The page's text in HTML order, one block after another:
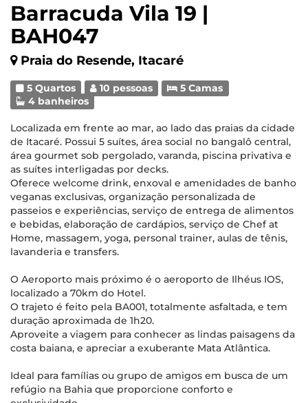
Barracuda Vila 19 |
BAH047
Praia do Resende, Itacaré
5 Quartos 10 pessoas
5 Camas
4 banheiros
Localizada em frente ao mar, ao lado das praias da cidade
de Itacaré. Possui 5 suítes, área social no bangalô central,
área gourmet sob pergolado, varanda, piscina privativa e
as suítes interligadas por decks.
Oferece welcome drink, enxoval e amenidades de banho
veganas exclusivas, organização personalizada de
passeios e experiências, serviço de entrega de alimentos
e bebidas, elaboração de cardápios, serviço de Chef at
Home, massagem, yoga, personal trainer, aulas de tênis,
lavanderia e transfers.
O Aeroporto mais próximo é o aeroporto de Ilhéus IOS,
localizado a 70km do Hotel.
O trajeto é feito pela BA001, totalmente asfaltada, e tem
duração aproximada de 1h20.
Aproveite a viagem para conhecer as lindas paisagens da
costa baiana, e apreciar a exuberante Mata Atlântica.
Ideal para famílias ou grupo de amigos em busca de um
refúgio na Bahia que proporcione conforto e